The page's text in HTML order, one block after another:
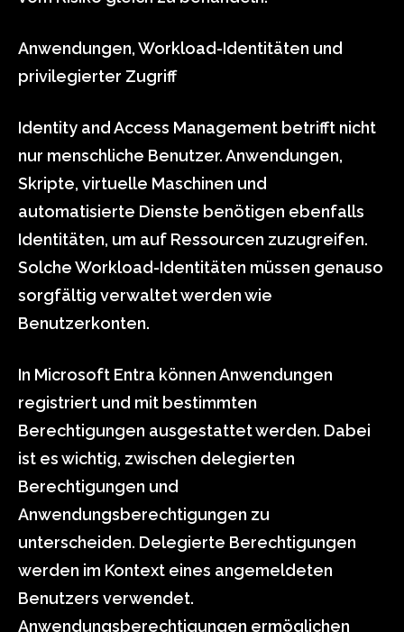
Anwendungen, Workload-Identitäten und
privilegierter Zugriff
Identity and Access Management betrifft nicht
nur menschliche Benutzer. Anwendungen,
Skripte, virtuelle Maschinen und
automatisierte Dienste benötigen ebenfalls
Identitäten, um auf Ressourcen zuzugreifen.
Solche Workload-Identitäten müssen genauso
sorgfältig verwaltet werden wie
Benutzerkonten.
In Microsoft Entra können Anwendungen
registriert und mit bestimmten
Berechtigungen ausgestattet werden. Dabei
ist es wichtig, zwischen delegierten
Berechtigungen und
Anwendungsberechtigungen zu
unterscheiden. Delegierte Berechtigungen
werden im Kontext eines angemeldeten
Benutzers verwendet.
Anwendungsberechtigungen ermöglichen